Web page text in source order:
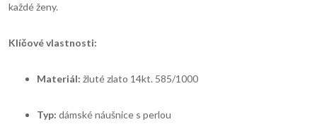
každé ženy.
Klíčové vlastnosti:
Materiál: žluté zlato 14kt. 585/1000
Typ: dámské náušnice s perlou